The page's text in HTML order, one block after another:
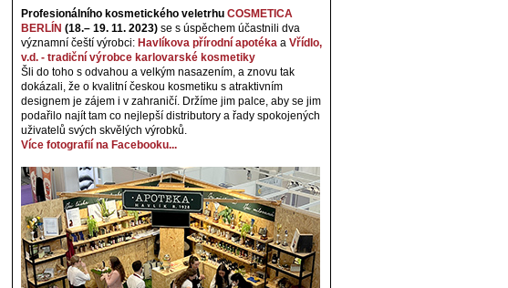
Profesionálního kosmetického veletrhu COSMETICA
BERLÍN (18.– 19. 11. 2023) se s úspěchem účastnili dva
významní čeští výrobci: Havlíkova přírodní apotéka a Vřídlo,
v.d. - tradiční výrobce karlovarské kosmetiky
Šli do toho s odvahou a velkým nasazením, a znovu tak
dokázali, že o kvalitní českou kosmetiku s atraktivním
designem je zájem i v zahraničí. Držíme jim palce, aby se jim
podařilo najít tam co nejlepší distributory a řady spokojených
uživatelů svých skvělých výrobků.
Více fotografií na Facebooku...